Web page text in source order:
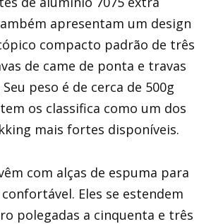
apresentam um design
compacto padrão de três
de came de ponta e travas
peso é de cerca de 500g
os classifica como um dos
mais fortes disponíveis.
com alças de espuma para
Eles se estendem
polegadas a cinquenta e três